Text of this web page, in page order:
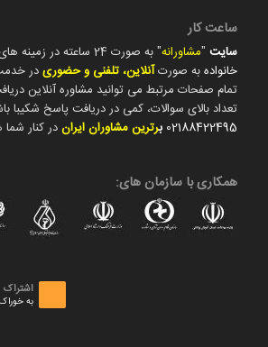
ساعت کار
سایت"مشاورانه" به صورت 24 ساعته در زمینه های
خانوادهبه صورتآنلاین، تلفنی و حضوریدر
تمام صفحات مرتبط می توانید مشاوره آنلاین
تعداد بالای سوالات، کمی در دریافت پاسخ شکیبا
02188422495 برترین مشاوران ایراندر کنار
همکاری با سازمان های:
اشتراک
به خوراک RSS